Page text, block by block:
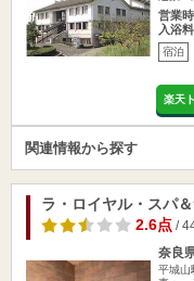
営業
入浴
宿泊
楽天
関連情報から探す
ラ・ロイヤル・スパ
2.6点/
奈良
平城山